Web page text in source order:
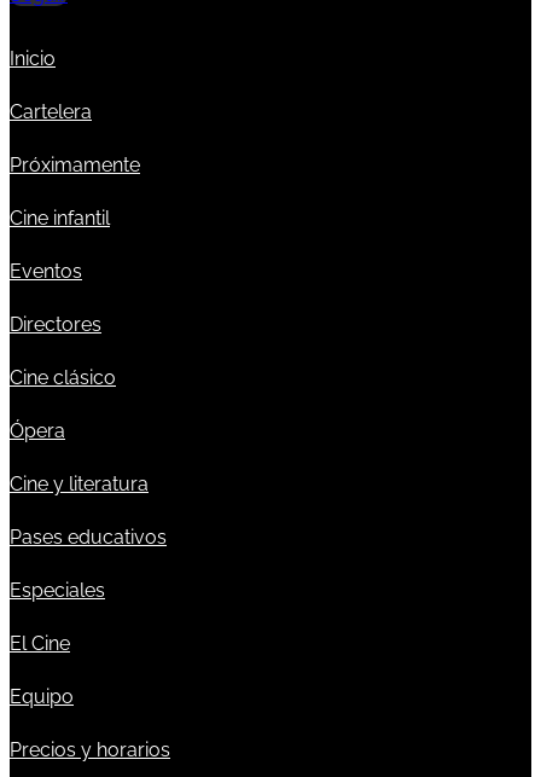
Inicio
Cartelera
Próximamente
Cine infantil
Eventos
Directores
Cine clásico
Ópera
Cine y literatura
Pases educativos
Especiales
El Cine
Equipo
Precios y horarios